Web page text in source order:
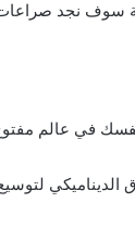
سوف نجد صراعات
الديناميكي